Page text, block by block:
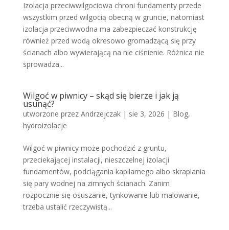
Izolacja przeciwwilgociowa chroni fundamenty przede
wszystkim przed wilgocią obecną w gruncie, natomiast
izolacja przeciwwodna ma zabezpieczać konstrukcję
również przed wodą okresowo gromadzącą się przy
ścianach albo wywierającą na nie ciśnienie. Różnica nie
sprowadza...
Wilgoć w piwnicy – skąd się bierze i jak ją
usunąć?
utworzone przez Andrzejczak| sie 3, 2026 | Blog,
hydroizolacje
Wilgoć w piwnicy może pochodzić z gruntu,
przeciekającej instalacji, nieszczelnej izolacji
fundamentów, podciągania kapilarnego albo skraplania
się pary wodnej na zimnych ścianach. Zanim
rozpocznie się osuszanie, tynkowanie lub malowanie,
trzeba ustalić rzeczywistą...